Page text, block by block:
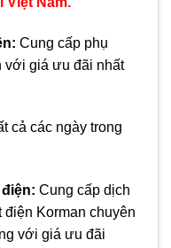
: Cung cấp phụ
với giá ưu đãi nhất
cả các ngày trong
: Cung cấp dịch
Korman chuyên
với giá ưu đãi